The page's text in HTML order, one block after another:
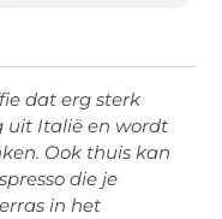
dat erg sterk
uit Italië en wordt
Ook thuis kan
die je
in het